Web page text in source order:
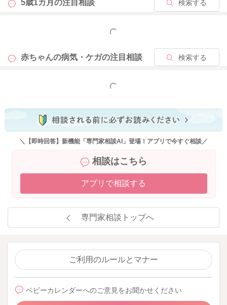
5歳1カ月の注目相談 検索する
もっと見る
赤ちゃんの病気・ケガの注目相談 検索する
もっと見る
＼【即時回答】新機能「専門家相談AI」登場！アプリで今すぐ相談／
相談はこちら
アプリで相談する
専門家相談トップへ
ご利用のルールとマナー
ベビーカレンダーへのご意見をお聞かせください